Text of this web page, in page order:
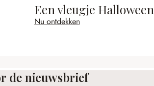
Een vleugje Halloween
Nu ontdekken
de nieuwsbrief